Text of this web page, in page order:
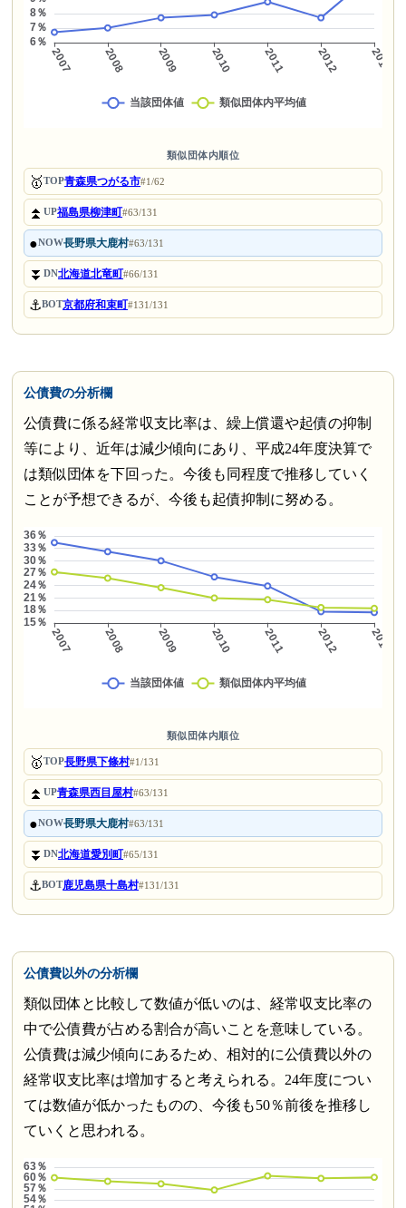
類似団体内順位
🥇TOP青森県つがる市#1/62
⏫UP福島県柳津町#63/131
●NOW長野県大鹿村#63/131
⏬DN北海道北竜町#66/131
⚓BOT京都府和束町#131/131
公債費の分析欄
公債費に係る経常収支比率は、繰上償還や起債の抑制
等により、近年は減少傾向にあり、平成24年度決算で
は類似団体を下回った。今後も同程度で推移していく
ことが予想できるが、今後も起債抑制に努める。
類似団体内順位
🥇TOP長野県下條村#1/131
⏫UP青森県西目屋村#63/131
●NOW長野県大鹿村#63/131
⏬DN北海道愛別町#65/131
⚓BOT鹿児島県十島村#131/131
公債費以外の分析欄
類似団体と比較して数値が低いのは、経常収支比率の
中で公債費が占める割合が高いことを意味している。
公債費は減少傾向にあるため、相対的に公債費以外の
経常収支比率は増加すると考えられる。24年度につい
ては数値が低かったものの、今後も50％前後を推移し
ていくと思われる。